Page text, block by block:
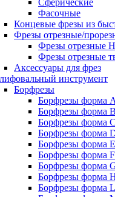
Фасочные
Концевые фрезы из
Фрезы отрезные/
Фрезы отрезные
Фрезы отрезные
Аксессуары для фрез
инструмент
Борфрезы
Борфрезы форма A
Борфрезы форма B
Борфрезы форма C
Борфрезы форма
Борфрезы форма E
Борфрезы форма F
Борфрезы форма
Борфрезы форма
Борфрезы форма L